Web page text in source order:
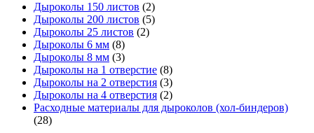
Дыроколы 150 листов (2)
Дыроколы 200 листов (5)
Дыроколы 25 листов (2)
Дыроколы 6 мм (8)
Дыроколы 8 мм (3)
Дыроколы на 1 отверстие (8)
Дыроколы на 2 отверстия (3)
Дыроколы на 4 отверстия (2)
Расходные материалы для дыроколов (хол-биндеров)
(28)